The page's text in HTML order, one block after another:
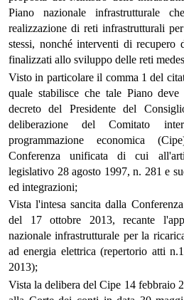
Piano nazionale infrastrutturale
realizzazione di reti infrastrutturali
stessi, nonché interventi di recupero
finalizzati allo sviluppo delle reti
Visto in particolare il comma 1 del
quale stabilisce che tale Piano deve
decreto del Presidente del
deliberazione del Comitato
programmazione economica
Conferenza unificata di cui
legislativo 28 agosto 1997, n. 281 e
ed integrazioni;
Vista l'intesa sancita dalla
del 17 ottobre 2013, recante
nazionale infrastrutturale per la
ad energia elettrica (repertorio atti
2013);
Vista la delibera del Cipe 14 febbraio